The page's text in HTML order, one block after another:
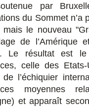
par
du Sommet
le nouveau
de l’Amérique
Le résultat est
celle des
de l’échiquier
moyennes
et apparaît